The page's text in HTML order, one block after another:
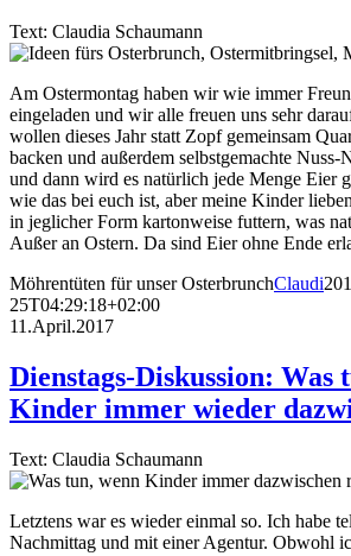
Text: Claudia Schaumann
Am Ostermontag haben wir wie immer
eingeladen und wir alle freuen uns sehr
wollen dieses Jahr statt Zopf gemeinsam
backen und außerdem selbstgemachte Nuss-
und dann wird es natürlich jede Menge Eier
wie das bei euch ist, aber meine Kinder
in jeglicher Form kartonweise futtern, was
Außer an Ostern. Da sind Eier ohne Ende
Möhrentüten für unser OsterbrunchClaudi
25T04:29:18+02:00
11.April.2017
Dienstags-Diskussion: Was
Kinder immer wieder
Text: Claudia Schaumann
Letztens war es wieder einmal so. Ich habe
Nachmittag und mit einer Agentur. Obwohl